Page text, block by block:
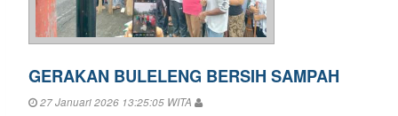
GERAKAN BULELENG BERSIH SAMPAH
27 Januari 2026 13:25:05 WITA